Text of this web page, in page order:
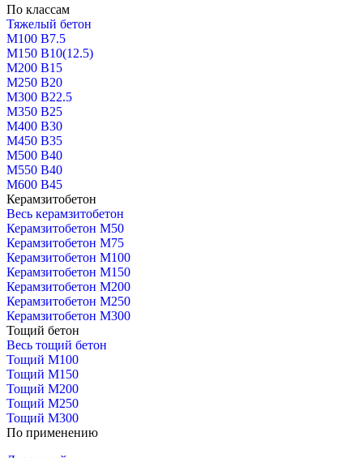
По классам
Тяжелый бетон
М100 В7.5
М150 В10(12.5)
М200 В15
М250 В20
М300 В22.5
М350 В25
М400 В30
М450 В35
М500 В40
М550 В40
М600 В45
Керамзитобетон
Весь керамзитобетон
Керамзитобетон М50
Керамзитобетон М75
Керамзитобетон М100
Керамзитобетон М150
Керамзитобетон М200
Керамзитобетон М250
Керамзитобетон М300
Тощий бетон
Весь тощий бетон
Тощий М100
Тощий М150
Тощий М200
Тощий М250
Тощий М300
По применению